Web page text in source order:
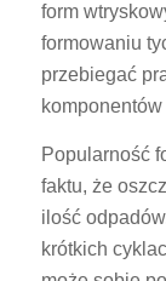
form
formowaniu
przebiegać
komponentów
Popularność
faktu, że
ilość
krótkich